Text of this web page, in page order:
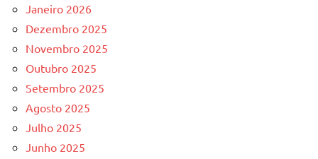
Janeiro 2026
Dezembro 2025
Novembro 2025
Outubro 2025
Setembro 2025
Agosto 2025
Julho 2025
Junho 2025